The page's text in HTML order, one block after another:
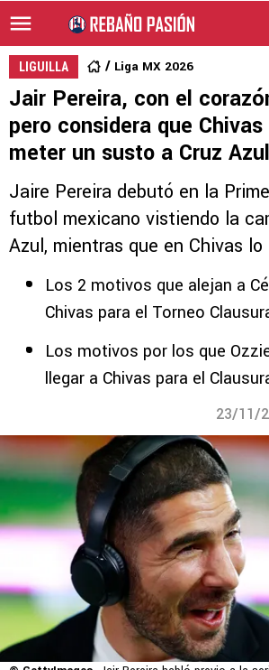
LIGUILLA Liga MX 2026
Jair Pereira, con el
pero considera que
meter un susto a Cruz Azul
Jaire Pereira debutó en la
futbol mexicano vistiendo la
Azul, mientras que en Chivas
Los 2 motivos que alejan a
Chivas para el Torneo
Los motivos por los que
llegar a Chivas para el
23/11/